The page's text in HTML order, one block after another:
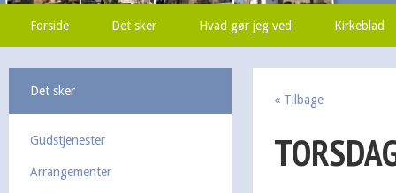
Forside Det sker Hvad gør jeg ved Kirkeblad
Det sker
Gudstjenester
Arrangementer
« Tilbage